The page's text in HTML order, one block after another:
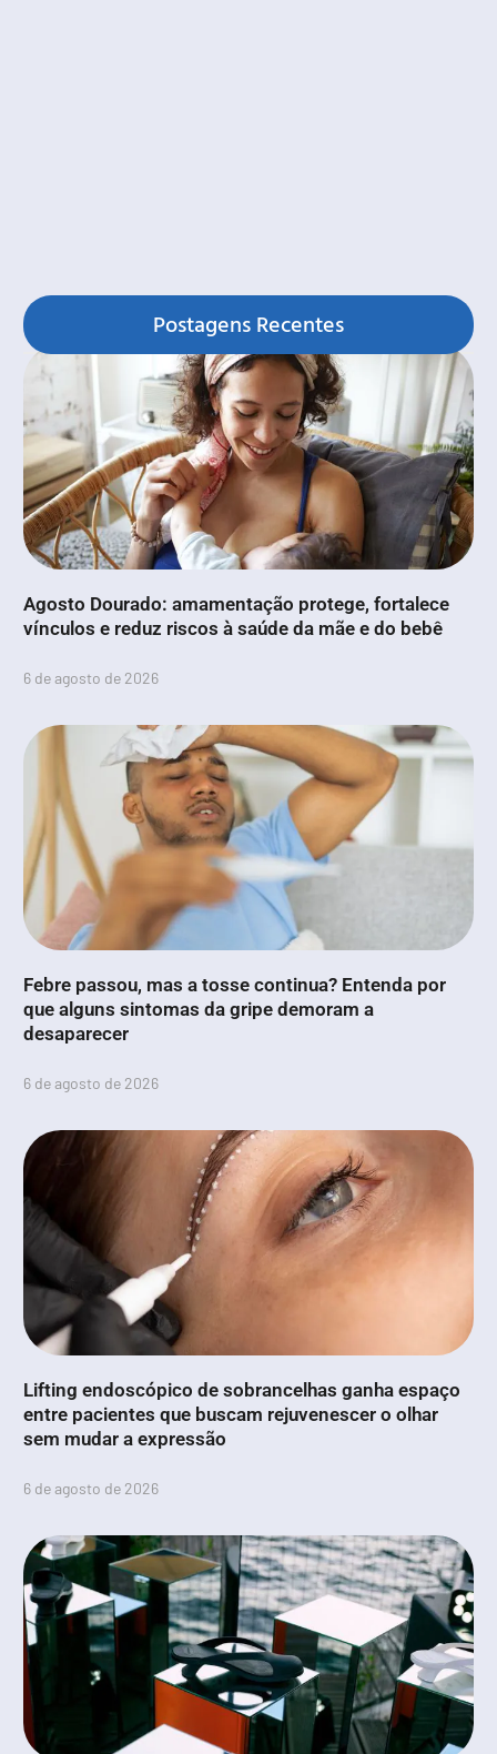
Postagens Recentes
Agosto Dourado: amamentação protege, fortalece
vínculos e reduz riscos à saúde da mãe e do bebê
6 de agosto de 2026
Febre passou, mas a tosse continua? Entenda por
que alguns sintomas da gripe demoram a
desaparecer
6 de agosto de 2026
Lifting endoscópico de sobrancelhas ganha espaço
entre pacientes que buscam rejuvenescer o olhar
sem mudar a expressão
6 de agosto de 2026